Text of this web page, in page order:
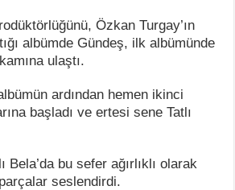
Özkan Turgay’ın
albümde Gündeş, ilk albümünde
ulaştı.
ardından hemen ikinci
başladı ve ertesi sene Tatlı
Bela’da bu sefer ağırlıklı olarak
seslendirdi.